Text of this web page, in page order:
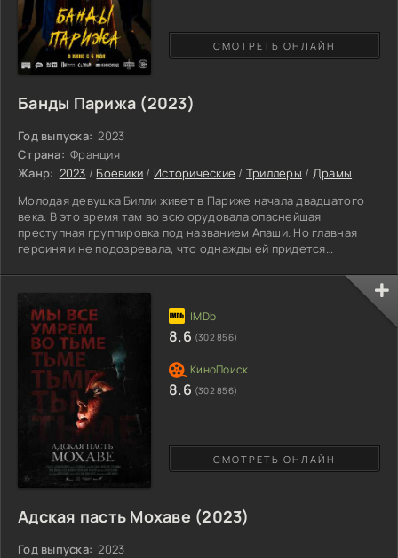
Банды Парижа (2023)
Год выпуска: 2023
Страна: Франция
Жанр: 2023 / Боевики / Исторические / Триллеры / Драмы
Молодая девушка Билли живет в Париже начала двадцатого
века. В это время там во всю орудовала опаснейшая
преступная группировка под названием Апаши. Но главная
героиня и не подозревала, что однажды ей придется
началось с гибели ее брата. Произошедшее обставили так,
словно парень погиб в результате несчастного случая. Но
его несчастная сестра точно знает: за этой смертью стоят
те самые именитые бандиты! Несмотря на свой юный
возраст, она умна и
СМОТРЕТЬ ОНЛАЙН
Адская пасть Мохаве (2023)
Год выпуска: 2023
СМОТРЕТЬ ОНЛАЙН
8.6 (302 856)
8.6 (302 856)